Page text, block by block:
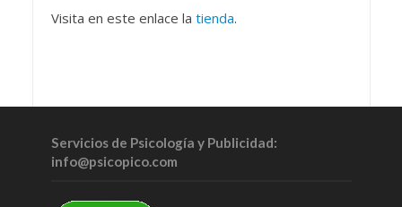
Visita en este enlace la tienda.
Servicios de Psicología y Publicidad:
info@psicopico.com